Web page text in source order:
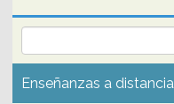
Enseñanzas a distancia